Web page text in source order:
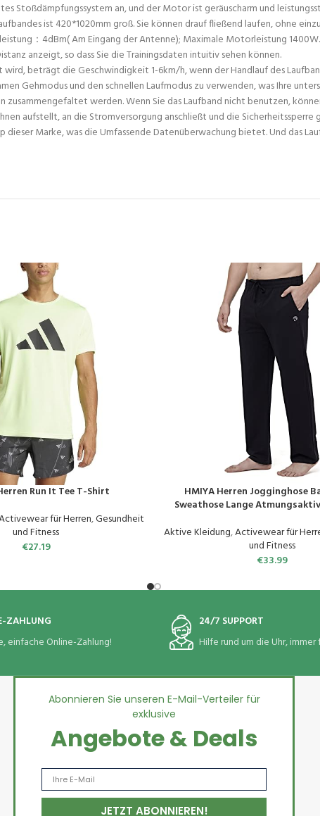
Stoßdämpfungssystem an, und der Motor ist geräuscharm und
ist 420*1020mm groß. Sie können drauf fließend laufen, ohne
：4dBm( Am Eingang der Antenne); Maximale Motorleistung
anzeigt, so dass Sie die Trainingsdaten intuitiv sehen können.
beträgt die Geschwindigkeit 1-6km/h, wenn der Handlauf des
Gehmodus und den schnellen Laufmodus zu verwenden, was Ihre
werden. Wenn Sie das Laufband nicht benutzen,
aufstellt, an die Stromversorgung anschließt und die
Marke, was die Umfassende Datenüberwachung bietet. Und das
Run It Tee T-Shirt
für Herren,Gesundheit
und Fitness
€27.19
PRODUKT KAUFEN
HMIYA Herren Jogginghose
Sweathose Lange
Aktive Kleidung,Activewear für
und Fitness
€33.99
ZAHLUNG
einfache Online-Zahlung!
24/7 SUPPORT
Hilfe rund um die Uhr, immer
Abonnieren Sie unseren E-Mail-Verteiler für
exklusive
Angebote & Deals